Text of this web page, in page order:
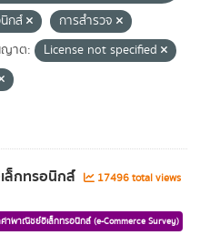
กส์
การสำรวจ
าต:
License not specified
ล็กทรอนิกส์
17496 total views
าพาณิชย์อิเล็กทรอนิกส์ (e-Commerce Survey)